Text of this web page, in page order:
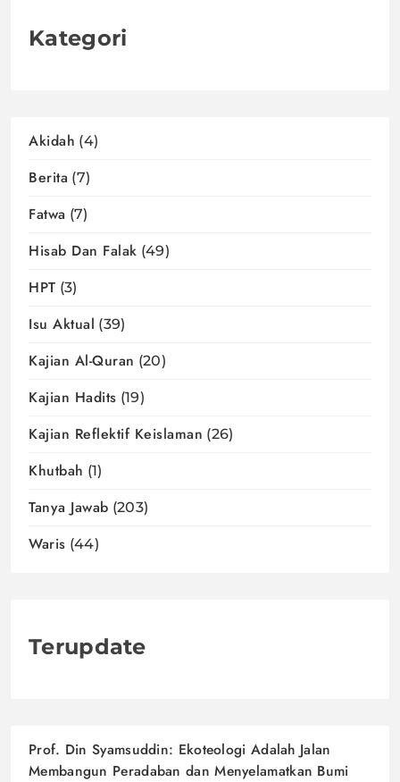
Kategori
Akidah (4)
Berita (7)
Fatwa (7)
Hisab Dan Falak (49)
HPT (3)
Isu Aktual (39)
Kajian Al-Quran (20)
Kajian Hadits (19)
Kajian Reflektif Keislaman (26)
Khutbah (1)
Tanya Jawab (203)
Waris (44)
Terupdate
Prof. Din Syamsuddin: Ekoteologi Adalah Jalan
Membangun Peradaban dan Menyelamatkan Bumi